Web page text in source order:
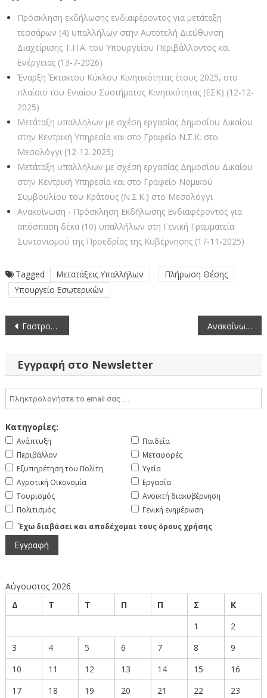
Πρόσκληση εκδήλωσης ενδιαφέροντος για μετάταξη
τεσσάρων (4) υπαλλήλων στην Αυτοτελή Διεύθυνση
Διαχείρισης Τ.Π.Α. του Υπουργείου Περιβάλλοντος και
Ενέργειας (13-7-2026)
Έναρξη Έκτακτου Κύκλου Κινητικότητας έτους 2025, στο
πλαίσιο του Ενιαίου Συστήματος Κινητικότητας (ΕΣΚ) (12-12-
2025)
Μετάταξη υπαλλήλων με σχέση εργασίας Δημοσίου Δικαίου
στην Κεντρική Υπηρεσία και στο Γραφείο Ν.Σ.Κ. στο
Μεσολόγγι (12-12-2025)
Μετάταξη υπαλλήλων με σχέση εργασίας Δημοσίου Δικαίου
στην Κεντρική Υπηρεσία και στο Γραφείο Νομικού
Συμβουλίου του Κράτους (Ν.Σ.Κ.) στο Μεσολόγγι
Ανακοίνωση - Πρόσκληση Εκδήλωσης Ενδιαφέροντος για
απόσπαση δέκα (10) υπαλλήλων στη Γενική Γραμματεία
Συντονισμού της Προεδρίας της Κυβέρνησης (17-11-2025)
Tagged Μετατάξεις Υπαλλήλων
Πλήρωση Θέσης
Υπουργείο Εσωτερικών
Πλοήγηση
άρθρων
Γαστρονομικές Περιπλανήσεις και ο Πολιτισμός των Γεύσεων Ανακοίνωση – Πρόσκληση για μετάταξη υπαλλήλων στην Κεντρική Υπηρεσία του ΟΕΕ
Εγγραφή στο Newsletter
Κατηγορίες:
Ανάπτυξη
Περιβάλλον
Εξυπηρέτηση του Πολίτη
Αγροτική Οικονομία
Τουρισμός
Πολιτισμός
Παιδεία
Μεταφορές
Υγεία
Εργασία
Ανοικτή διακυβέρνηση
Γενική ενημέρωση
Έχω διαβάσει και αποδέχομαι τους όρους χρήσης
Αύγουστος 2026
Δ
Τ Τ Π Π Σ
Κ
1
2
3
4 5 6 7 8
9
10
11 12 13 14 15
16
17
18 19 20 21 22 23